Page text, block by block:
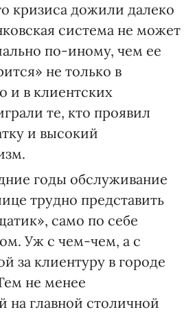
кризиса дожили далеко
система не может
по-иному, чем ее
не только в
и в клиентских
те, кто проявил
и высокий
годы обслуживание
трудно представить
само по себе
Уж с чем-чем, а с
за клиентуру в городе
не менее
на главной столичной